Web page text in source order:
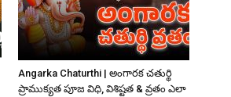
Angarka Chaturthi | అంగారక చతుర్థి
ప్రాముక్యత పూజ విధి, విశిష్టత & వ్రతం ఎలా